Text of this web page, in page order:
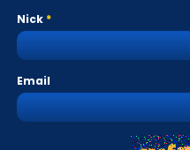
Nick
Email